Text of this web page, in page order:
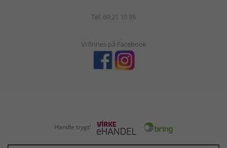
Tel: 69 21 10 95
Vi finnes på Facebook
Handle trygt!